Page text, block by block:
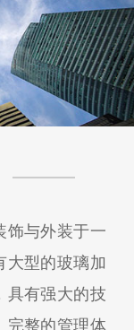
饰与外装于一
大型的玻璃加
具有强大的技
完整的管理体